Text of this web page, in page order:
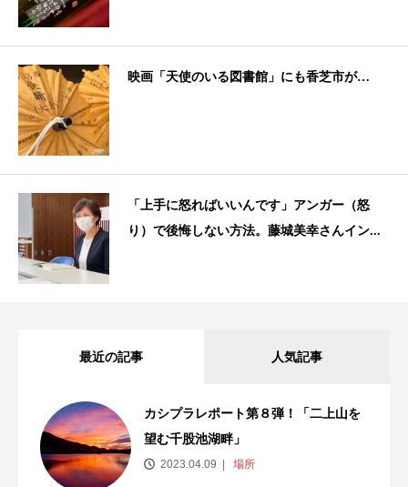
映画「天使のいる図書館」にも香芝市が…
「上手に怒ればいいんです」アンガー（怒
り）で後悔しない方法。藤城美幸さんイン...
最近の記事 人気記事
カシプラレポート第８弾！「二上山を
望む千股池湖畔」
2023.04.09 場所